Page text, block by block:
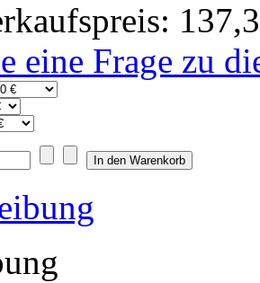
eine Frage zu